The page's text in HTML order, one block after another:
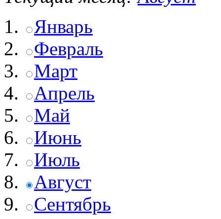
Январь
Февраль
Март
Апрель
Май
Июнь
Июль
Август
Сентябрь